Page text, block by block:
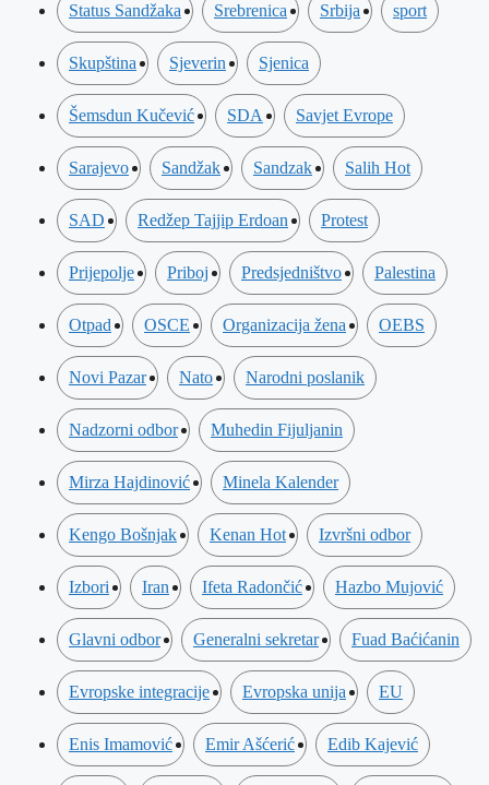
Status Sandžaka Srebrenica Srbija sport
Skupština Sjeverin Sjenica
Šemsdun Kučević SDA Savjet Evrope
Sarajevo Sandžak Sandzak Salih Hot
SAD Redžep Tajjip Erdoan Protest
Prijepolje Priboj Predsjedništvo Palestina
Otpad OSCE Organizacija žena OEBS
Novi Pazar Nato Narodni poslanik
Nadzorni odbor Muhedin Fijuljanin
Mirza Hajdinović Minela Kalender
Kengo Bošnjak Kenan Hot Izvršni odbor
Izbori Iran Ifeta Radončić Hazbo Mujović
Glavni odbor Generalni sekretar Fuad Baćićanin
Evropske integracije Evropska unija EU
Enis Imamović Emir Ašćerić Edib Kajević